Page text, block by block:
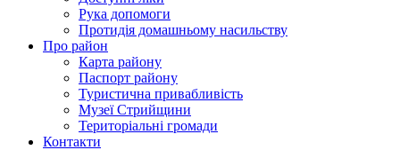
Рука допомоги
Протидія домашньому насильству
Про район
Карта району
Паспорт району
Туристична привабливість
Музеї Стрийщини
Територіальні громади
Контакти